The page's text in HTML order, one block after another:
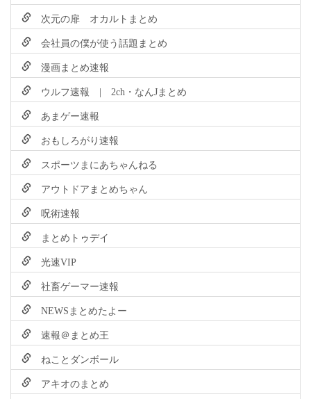
次元の扉 オカルトまとめ
会社員の僕が使う話題まとめ
漫画まとめ速報
ウルフ速報 | 2ch・なんJまとめ
あまゲー速報
おもしろがり速報
スポーツまにあちゃんねる
アウトドアまとめちゃん
呪術速報
まとめトゥデイ
光速VIP
社畜ゲーマー速報
NEWSまとめたよー
速報＠まとめ王
ねことダンボール
アキオのまとめ